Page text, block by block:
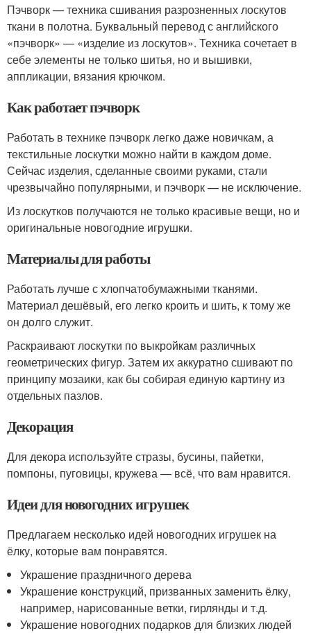
Пэчворк — техника сшивания разрозненных лоскутов
ткани в полотна. Буквальный перевод с английского
«пэчворк» — «изделие из лоскутов». Техника сочетает в
себе элементы не только шитья, но и вышивки,
аппликации, вязания крючком.
Как работает пэчворк
Работать в технике пэчворк легко даже новичкам, а
текстильные лоскутки можно найти в каждом доме.
Сейчас изделия, сделанные своими руками, стали
чрезвычайно популярными, и пэчворк — не исключение.
Из лоскутков получаются не только красивые вещи, но и
оригинальные новогодние игрушки.
Материалы для работы
Работать лучше с хлопчатобумажными тканями.
Материал дешёвый, его легко кроить и шить, к тому же
он долго служит.
Раскраивают лоскутки по выкройкам различных
геометрических фигур. Затем их аккуратно сшивают по
принципу мозаики, как бы собирая единую картину из
отдельных пазлов.
Декорация
Для декора используйте стразы, бусины, пайетки,
помпоны, пуговицы, кружева — всё, что вам нравится.
Идеи для новогодних игрушек
Предлагаем несколько идей новогодних игрушек на
ёлку, которые вам понравятся.
Украшение праздничного дерева
Украшение конструкций, призванных заменить ёлку,
например, нарисованные ветки, гирлянды и т.д.
Украшение новогодних подарков для близких людей